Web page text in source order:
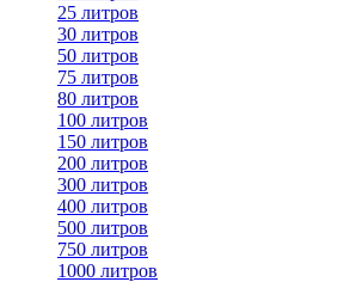
25 литров
30 литров
50 литров
75 литров
80 литров
100 литров
150 литров
200 литров
300 литров
400 литров
500 литров
750 литров
1000 литров